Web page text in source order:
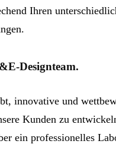
Ihren
Designteam.
innovative und
Kunden zu
ein professionelles